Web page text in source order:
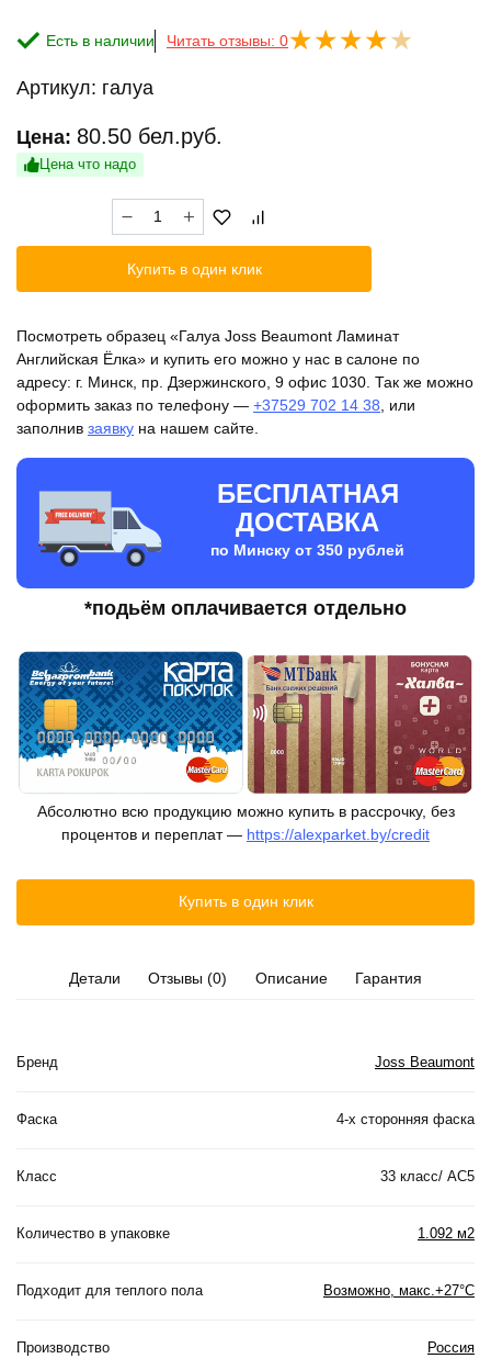
Есть в наличии Читать отзывы: 0
Артикул: галуа
Цена: 80.50 бел.руб.
Цена что надо
Количество
товара
Joss
Английская
Ёлка
Купить в один клик
Посмотреть образец «Галуа Joss Beaumont Ламинат
Английская Ёлка» и купить его можно у нас в салоне по
адресу: г. Минск, пр. Дзержинского, 9 офис 1030. Так же можно
оформить заказ по телефону — +37529 702 14 38, или
заполнив заявку на нашем сайте.
БЕСПЛАТНАЯ
ДОСТАВКА
по Минску от 350 рублей
*подьём оплачивается отдельно
Абсолютно всю продукцию можно купить в рассрочку, без
процентов и переплат — https://alexparket.by/credit
Купить в один клик
Детали Отзывы (0) Описание Гарантия
Бренд Joss Beaumont
Фаска 4-х сторонняя фаска
Класс 33 класс/ АС5
Количество в упаковке 1.092 м2
Подходит для теплого пола Возможно, макс.+27°С
Производство Россия